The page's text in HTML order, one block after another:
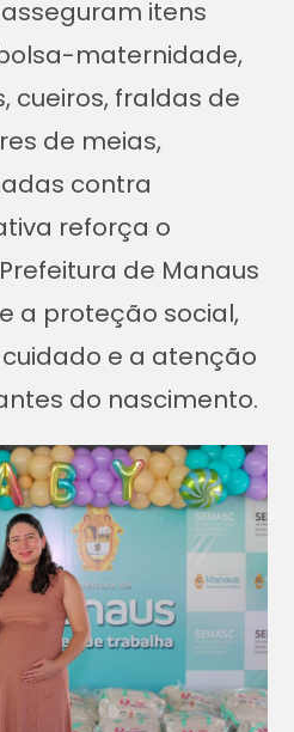
itens
maternidade,
cueiros, fraldas de
de meias,
contra
reforça o
de Manaus
a proteção social,
e a atenção
do nascimento.